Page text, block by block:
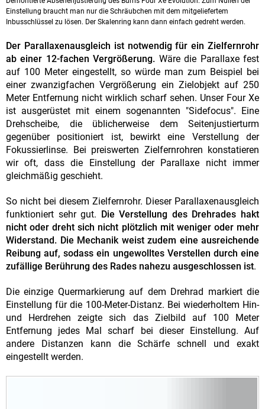
Einstellung braucht man nur die Schräubchen mit dem mitgeliefertem
Inbusschlüssel zu lösen. Der Skalenring kann dann einfach gedreht werden.
Der Parallaxenausgleich ist notwendig für ein Zielfernrohr
ab einer 12-fachen Vergrößerung. Wäre die Parallaxe fest
auf 100 Meter eingestellt, so würde man zum Beispiel bei
einer zwanzigfachen Vergrößerung ein Zielobjekt auf 250
Meter Entfernung nicht wirklich scharf sehen. Unser Four Xe
ist ausgerüstet mit einem sogenannten "Sidefocus". Eine
Drehscheibe, die üblicherweise dem Seitenjustierturm
gegenüber positioniert ist, bewirkt eine Verstellung der
Fokussierlinse. Bei preiswerten Zielfernrohren konstatieren
wir oft, dass die Einstellung der Parallaxe nicht immer
gleichmäßig geschieht.
So nicht bei diesem Zielfernrohr. Dieser Parallaxenausgleich
funktioniert sehr gut.
Die Verstellung des Drehrades hakt
nicht oder dreht sich nicht plötzlich mit weniger oder mehr
Widerstand. Die Mechanik weist zudem eine ausreichende
Reibung auf, sodass ein ungewolltes Verstellen durch eine
zufällige Berührung des Rades nahezu ausgeschlossen ist.
Die einzige Quermarkierung auf dem Drehrad markiert die
Einstellung für die 100-Meter-Distanz. Bei wiederholtem Hin-
und Herdrehen zeigte sich das Zielbild auf 100 Meter
Entfernung jedes Mal scharf bei dieser Einstellung. Auf
andere Distanzen kann die Schärfe schnell und exakt
eingestellt werden.